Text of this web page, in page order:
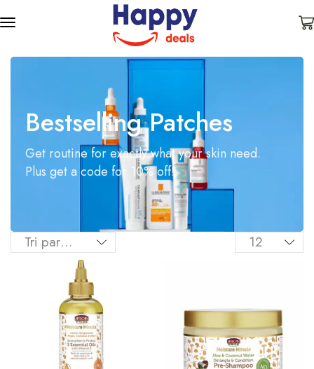
Bestselling Patches
Get routine for exactly what your skin need.
Plus get a code for 10% off!